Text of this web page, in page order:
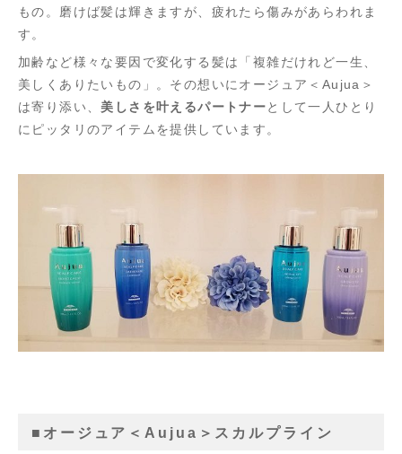
もの。磨けば髪は輝きますが、疲れたら傷みがあらわれま
す。
加齢など様々な要因で変化する髪は「複雑だけれど一生、
美しくありたいもの」。その想いにオージュア＜Aujua＞
は寄り添い、美しさを叶えるパートナーとして一人ひとり
にピッタリのアイテムを提供しています。
■オージュア＜Aujua＞スカルプライン